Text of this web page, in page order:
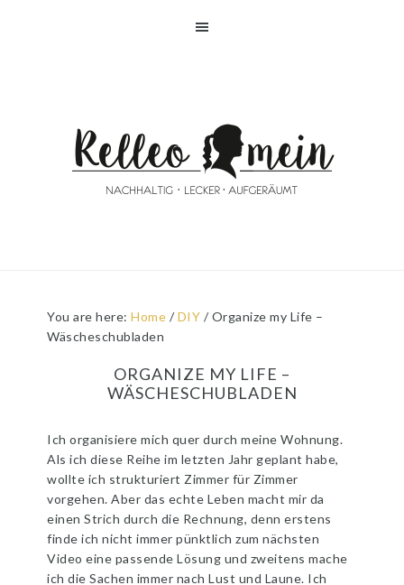
You are here:Home / DIY / Organize my Life –
Wäscheschubladen
ORGANIZE MY LIFE –
WÄSCHESCHUBLADEN
Ich organisiere mich quer durch meine Wohnung.
Als ich diese Reihe im letzten Jahr geplant habe,
wollte ich strukturiert Zimmer für Zimmer
vorgehen. Aber das echte Leben macht mir da
einen Strich durch die Rechnung, denn erstens
finde ich nicht immer pünktlich zum nächsten
Video eine passende Lösung und zweitens mache
ich die Sachen immer nach Lust und Laune. Ich